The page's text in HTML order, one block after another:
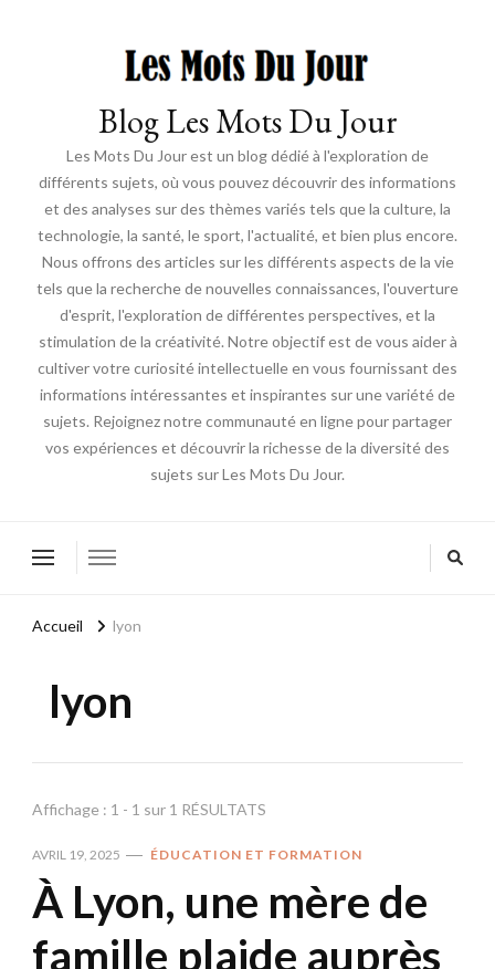
Blog Les Mots Du Jour
Les Mots Du Jour est un blog dédié à l'exploration de
différents sujets, où vous pouvez découvrir des informations
et des analyses sur des thèmes variés tels que la culture, la
technologie, la santé, le sport, l'actualité, et bien plus encore.
Nous offrons des articles sur les différents aspects de la vie
tels que la recherche de nouvelles connaissances, l'ouverture
d'esprit, l'exploration de différentes perspectives, et la
stimulation de la créativité. Notre objectif est de vous aider à
cultiver votre curiosité intellectuelle en vous fournissant des
informations intéressantes et inspirantes sur une variété de
sujets. Rejoignez notre communauté en ligne pour partager
vos expériences et découvrir la richesse de la diversité des
sujets sur Les Mots Du Jour.
Accueil lyon
lyon
Affichage : 1 - 1 sur 1 RÉSULTATS
AVRIL 19, 2025 ÉDUCATION ET FORMATION
À Lyon, une mère de
famille plaide auprès